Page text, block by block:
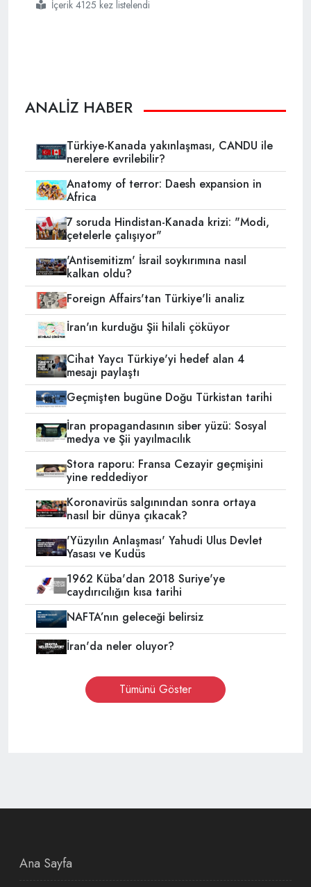
#çin
#arap politikası
#müslim disneyland
İçerik 4125 kez listelendi
ANALİZ HABER
Türkiye-Kanada yakınlaşması, CANDU ile
nerelere evrilebilir?
Anatomy of terror: Daesh expansion in
Africa
7 soruda Hindistan-Kanada krizi: "Modi,
çetelerle çalışıyor"
'Antisemitizm' İsrail soykırımına nasıl
kalkan oldu?
Foreign Affairs'tan Türkiye'li analiz
İran'ın kurduğu Şii hilali çöküyor
Cihat Yaycı Türkiye'yi hedef alan 4
mesajı paylaştı
Geçmişten bugüne Doğu Türkistan tarihi
İran propagandasının siber yüzü: Sosyal
medya ve Şii yayılmacılık
Stora raporu: Fransa Cezayir geçmişini
yine reddediyor
Koronavirüs salgınından sonra ortaya
nasıl bir dünya çıkacak?
'Yüzyılın Anlaşması' Yahudi Ulus Devlet
Yasası ve Kudüs
1962 Küba'dan 2018 Suriye'ye
caydırıcılığın kısa tarihi
NAFTA’nın geleceği belirsiz
İran'da neler oluyor?
Tümünü Göster
Ana Sayfa